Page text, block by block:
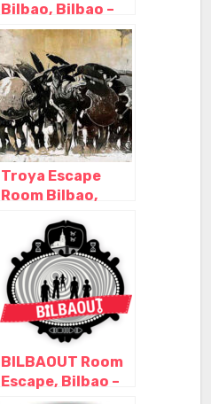
Bilbao, Bilbao –
Vizcaya
Troya Escape
Room Bilbao,
BILBAOUT Room
Escape, Bilbao –